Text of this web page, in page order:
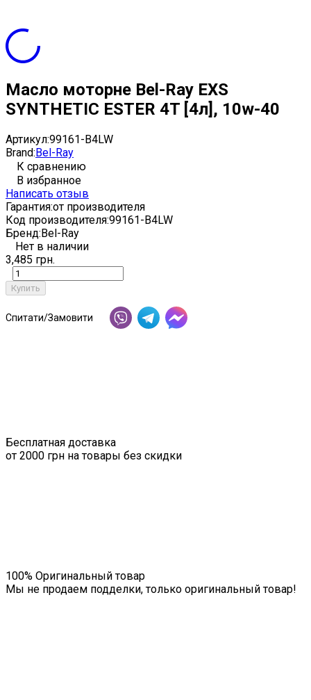
Масло моторне Bel-Ray EXS
SYNTHETIC ESTER 4T [4л], 10w-40
Артикул:99161-B4LW
Brand:Bel-Ray
К сравнению
В избранное
Написать отзыв
Гарантия:от производителя
Код производителя:99161-B4LW
Бренд:Bel-Ray
Нет в наличии
3,485 грн.
Купить
Спитати/Замовити
Бесплатная доставка
от 2000 грн на товары без скидки
100% Оригинальный товар
Мы не продаем подделки, только оригинальный товар!